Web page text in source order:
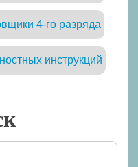
4-го разряда
инструкций